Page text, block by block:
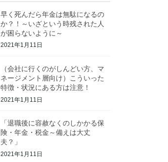
早く死んだら年金は無駄になるの
か？！～いざという時残された人
が困らないように～
2021年1月11日
（会社に行くのがしんどい方、マ
ネージメント層向け）こういった
特徴・状況にある方は注意！
2021年1月11日
「退職後に容赦なくのしかかる保
険・年金・税金～備えは大丈
夫？」
2021年1月11日